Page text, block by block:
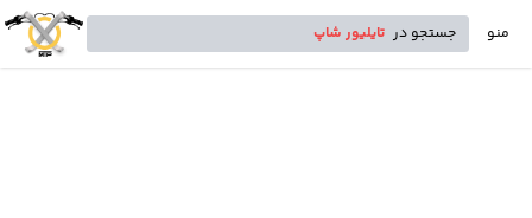
منو جستجو در تایلیور شاپ